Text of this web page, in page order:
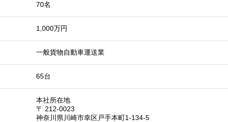
70名
1,000万円
一般貨物自動車運送業
65台
本社所在地
〒 212-0023
神奈川県川崎市幸区戸手本町1-134-5